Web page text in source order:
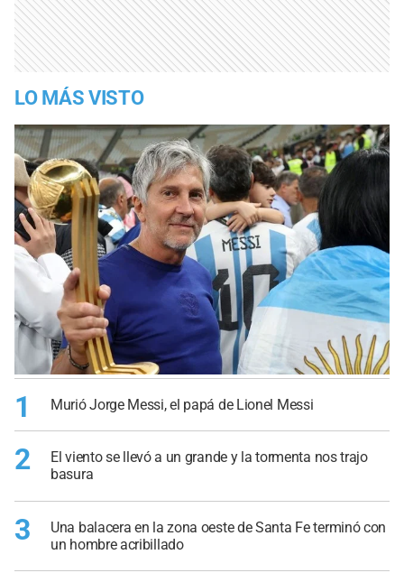
LO MÁS VISTO
1 Murió Jorge Messi, el papá de Lionel Messi
2
El viento se llevó a un grande y la tormenta nos trajo
basura
3
Una balacera en la zona oeste de Santa Fe terminó con
un hombre acribillado